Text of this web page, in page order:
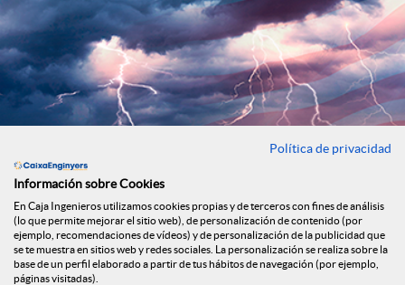
El qué y el porqué de los movimientos en los mercados
financieros
03/2025
Política de privacidad
Información sobre Cookies
En Caja Ingenieros utilizamos cookies propias y de terceros con fines de análisis
(lo que permite mejorar el sitio web), de personalización de contenido (por
ejemplo, recomendaciones de vídeos) y de personalización de la publicidad que
se te muestra en sitios web y redes sociales. La personalización se realiza sobre la
base de un perfil elaborado a partir de tus hábitos de navegación (por ejemplo,
páginas visitadas).